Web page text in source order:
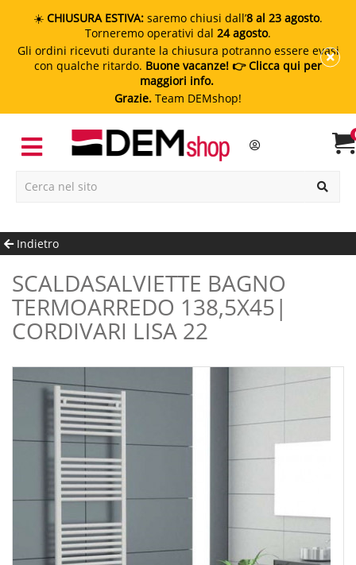
☀️ CHIUSURA ESTIVA: saremo chiusi dall’8 al 23 agosto.
Torneremo operativi dal 24 agosto.
Gli ordini ricevuti durante la chiusura potranno essere evasi
con qualche ritardo. Buone vacanze! 👉 Clicca qui per
maggiori info.
Grazie. Team DEMshop!
Indietro
SCALDASALVIETTE BAGNO
TERMOARREDO 138,5X45|
CORDIVARI LISA 22